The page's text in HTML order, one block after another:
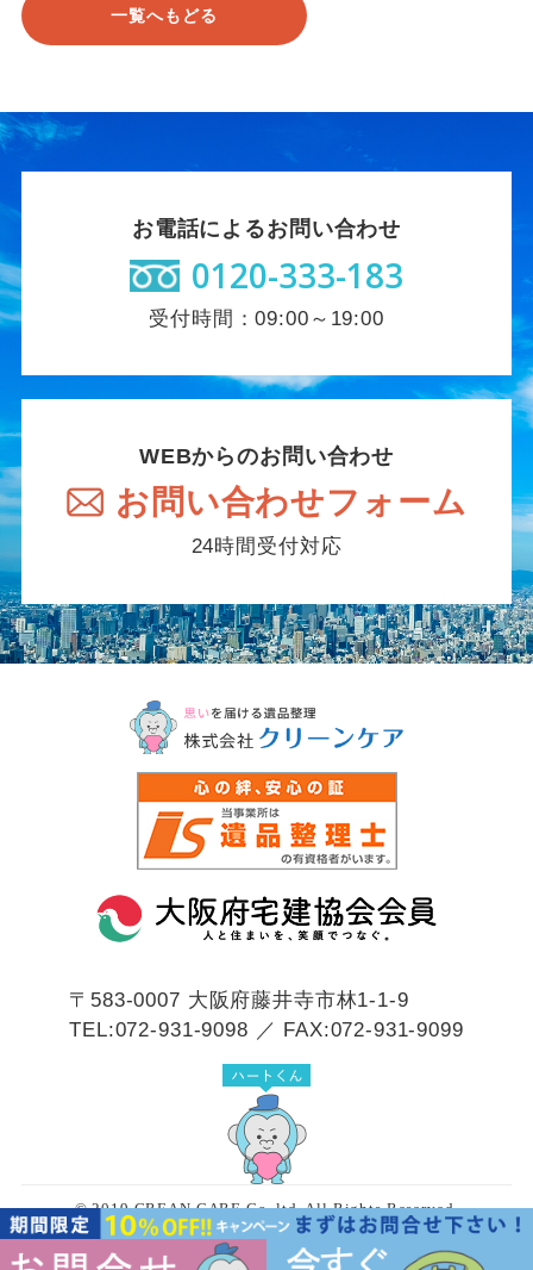
一覧へもどる
お電話によるお問い合わせ
0120-333-183
受付時間：09:00～19:00
WEBからのお問い合わせ
お問い合わせフォーム
24時間受付対応
〒583-0007 大阪府藤井寺市林1-1-9
TEL:072-931-9098 ／ FAX:072-931-9099
© 2019 CREAN CARE Co.,ltd. All Rights Reserved.